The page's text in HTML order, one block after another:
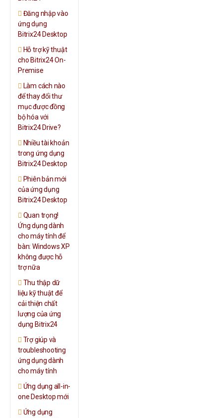
Đăng nhập vào
ứng dụng
Bitrix24 Desktop
Hỗ trợ kỹ thuật
cho Bitrix24 On-
Premise
Làm cách nào
để thay đổi thư
mục được đồng
bộ hóa với
Bitrix24 Drive?
Nhiều tài khoản
trong ứng dụng
Bitrix24 Desktop
Phiên bản mới
của ứng dụng
Bitrix24 Desktop
Quan trọng!
Ứng dụng dành
cho máy tính để
bàn: Windows XP
không được hỗ
trợ nữa
Thu thập dữ
liệu kỹ thuật để
cải thiện chất
lượng của ứng
dụng Bitrix24
Trợ giúp và
troubleshooting
ứng dụng dành
cho máy tính
Ứng dụng all-in-
one Desktop mới
Ứng dụng